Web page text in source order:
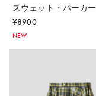
スウェット・パーカー
¥8900
NEW